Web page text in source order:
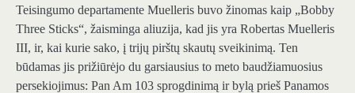
Teisingumo departamente Muelleris buvo žinomas kaip „Bobby
Three Sticks“, žaisminga aliuzija, kad jis yra Robertas Muelleris
III, ir, kai kurie sako, į trijų pirštų skautų sveikinimą. Ten
būdamas jis prižiūrėjo du garsiausius to meto baudžiamuosius
persekiojimus: Pan Am 103 sprogdinimą ir bylą prieš Panamos